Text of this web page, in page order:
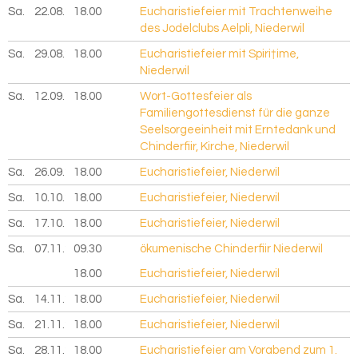
Sa. 22.08. 2026
18.00
Eucharistiefeier mit Trachtenweihe
des Jodelclubs Aelpli, Niederwil
Sa. 29.08. 2026
18.00
Eucharistiefeier mit Spiri†ime,
Niederwil
Sa. 12.09. 2026
18.00
Wort-Gottesfeier als
Familiengottesdienst für die ganze
Seelsorgeeinheit mit Erntedank und
Chinderfiir, Kirche, Niederwil
Sa. 26.09. 2026
18.00 Eucharistiefeier, Niederwil
Sa. 10.10. 2026
18.00 Eucharistiefeier, Niederwil
Sa. 17.10. 2026
18.00 Eucharistiefeier, Niederwil
Sa. 07.11. 2026
09.30 ökumenische Chinderfiir Niederwil
18.00 Eucharistiefeier, Niederwil
Sa. 14.11. 2026
18.00 Eucharistiefeier, Niederwil
Sa. 21.11. 2026
18.00 Eucharistiefeier, Niederwil
Sa. 28.11. 2026
18.00
Eucharistiefeier am Vorabend zum 1.